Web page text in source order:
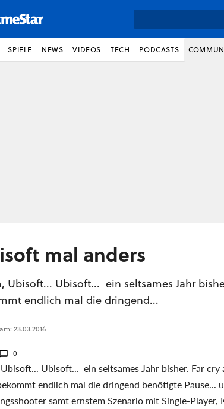
SPIELE NEWS VIDEOS TECH PODCASTS
mal anders
Ubisoft... Ubisoft... ein seltsames Jahr
endlich mal die dringend...
23.03.2016
0
Ubisoft... ein seltsames Jahr bisher. Far
endlich mal die dringend benötigte
samt ernstem Szenario mit Single-Player,